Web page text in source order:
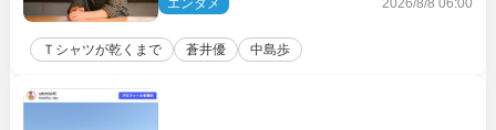
Ｔシャツが乾くまで 蒼井優 中島歩